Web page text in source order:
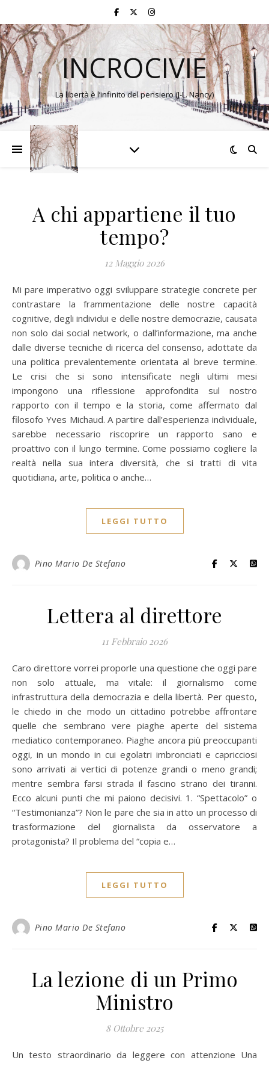
INCROCIVIE
La libertà è l’infinito del pensiero (J-L. Nancy)
A chi appartiene il tuo
tempo?
12 Maggio 2026
Mi pare imperativo oggi sviluppare strategie concrete per
contrastare la frammentazione delle nostre capacità
cognitive, degli individui e delle nostre democrazie, causata
non solo dai social network, o dall’informazione, ma anche
dalle diverse tecniche di ricerca del consenso, adottate da
una politica prevalentemente orientata al breve termine.
Le crisi che si sono intensificate negli ultimi mesi
impongono una riflessione approfondita sul nostro
rapporto con il tempo e la storia, come affermato dal
filosofo Yves Michaud. A partire dall’esperienza individuale,
sarebbe necessario riscoprire un rapporto sano e
proattivo con il lungo termine. Come possiamo cogliere la
realtà nella sua intera diversità, che si tratti di vita
quotidiana, arte, politica o anche…
LEGGI TUTTO
Pino Mario De Stefano
Lettera al direttore
11 Febbraio 2026
Caro direttore vorrei proporle una questione che oggi pare
non solo attuale, ma vitale: il giornalismo come
infrastruttura della democrazia e della libertà. Per questo,
le chiedo in che modo un cittadino potrebbe affrontare
quelle che sembrano vere piaghe aperte del sistema
mediatico contemporaneo. Piaghe ancora più preoccupanti
oggi, in un mondo in cui egolatri imbronciati e capricciosi
sono arrivati ai vertici di potenze grandi o meno grandi;
mentre sembra farsi strada il fascino strano dei tiranni.
Ecco alcuni punti che mi paiono decisivi. 1. “Spettacolo” o
“Testimonianza”? Non le pare che sia in atto un processo di
trasformazione del giornalista da osservatore a
protagonista? Il problema del “copia e…
LEGGI TUTTO
Pino Mario De Stefano
La lezione di un Primo
Ministro
8 Ottobre 2025
Un testo straordinario da leggere con attenzione Una